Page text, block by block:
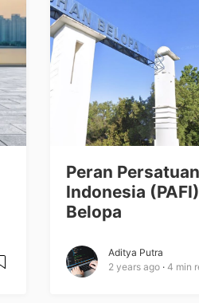
Peran
Indonesia
Belopa
Aditya Putra
2 years ago 4 min